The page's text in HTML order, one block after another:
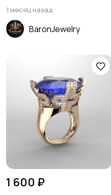
1 месяц назад
BaronJewelry
1 600 ₽